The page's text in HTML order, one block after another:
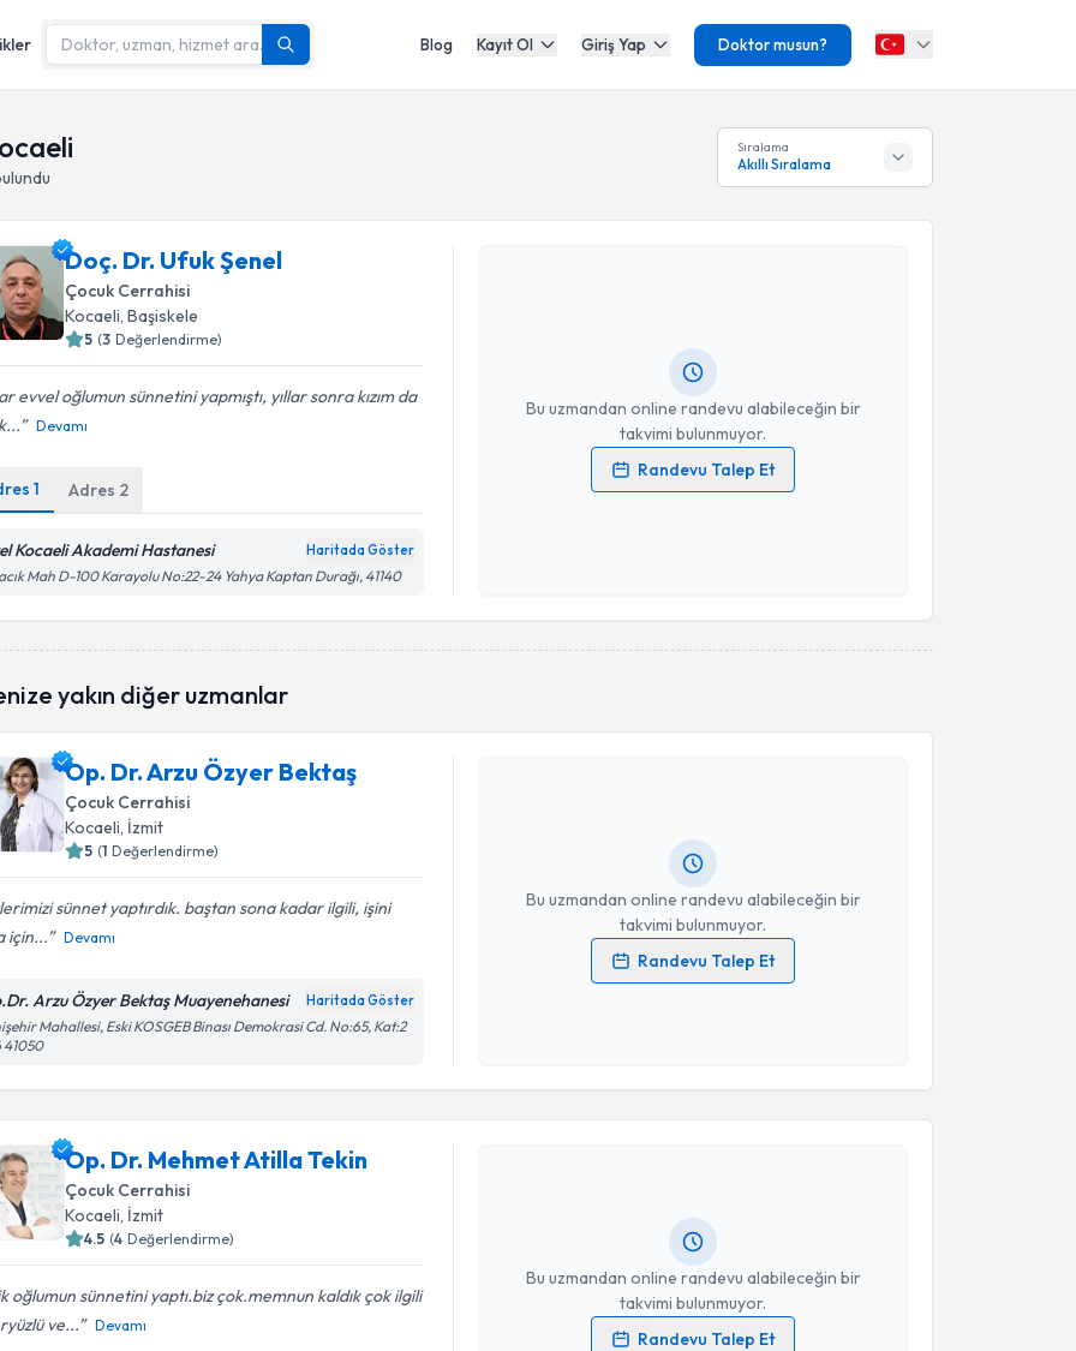
Blog Kayıt Ol Giriş Yap Doktor musun?
Sıralama
Akıllı Sıralama
Doç. Dr. Ufuk Şenel
Çocuk Cerrahisi
Kocaeli,Başiskele
5 (3 Değerlendirme)
evvel oğlumun sünnetini yapmıştı, yıllar sonra kızım da
Devamı
1 Adres 2
Kocaeli Akademi Hastanesi Haritada Göster
Mah D-100 Karayolu No:22-24 Yahya Kaptan Durağı, 41140
Bu uzmandan online randevu alabileceğin bir
takvimi bulunmuyor.
Randevu Talep Et
Kişisel verilerimin işlenmesine ilişkinAydınlatma Metni
Takvim Talebini Gönder
yakın diğer uzmanlar
Op. Dr. Arzu Özyer Bektaş
Çocuk Cerrahisi
Kocaeli, İzmit
5 (1 Değerlendirme)
sünnet yaptırdık. baştan sona kadar ilgili, işini
için...
Devamı
Arzu Özyer Bektaş Muayenehanesi Haritada Göster
Mahallesi, Eski KOSGEB Binası Demokrasi Cd. No:65, Kat:2
41050
Bu uzmandan online randevu alabileceğin bir
takvimi bulunmuyor.
Randevu Talep Et
Kişisel verilerimin işlenmesine ilişkinAydınlatma Metni
Op. Dr. Mehmet Atilla Tekin
Çocuk Cerrahisi
Kocaeli, İzmit
4.5 (4 Değerlendirme)
oğlumun sünnetini yaptı.biz çok.memnun kaldık çok ilgili
ve...
Devamı
Bu uzmandan online randevu alabileceğin bir
takvimi bulunmuyor.
Randevu Talep Et
Randevu Takvimi Talebi
Op. Dr. Mehmet Atilla Tekin